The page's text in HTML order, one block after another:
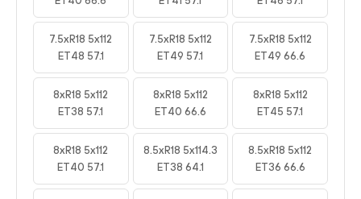
7.5xR18 5x112
ET48 57.1
7.5xR18 5x112
ET49 57.1
7.5xR18 5x112
ET49 66.6
8xR18 5x112
ET38 57.1
8xR18 5x112
ET40 66.6
8xR18 5x112
ET45 57.1
8xR18 5x112
ET40 57.1
8.5xR18 5x114.3
ET38 64.1
8.5xR18 5x112
ET36 66.6